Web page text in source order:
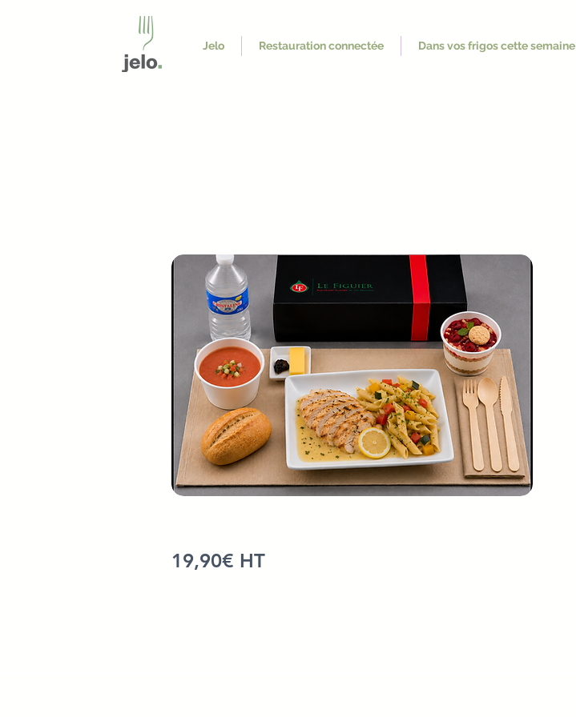
Jelo Restauration connectée Dans vos frigos cette semaine
19,90€ HT